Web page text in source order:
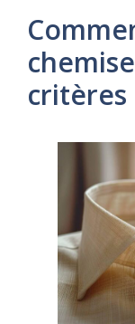
critères